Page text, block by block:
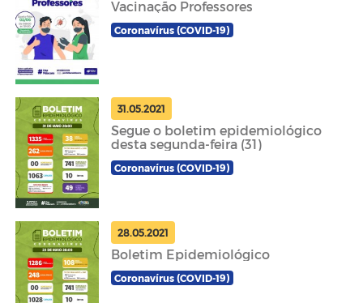
Vacinação Professores
Coronavírus (COVID-19)
31.05.2021
Segue o boletim epidemiológico
desta segunda-feira (31)
Coronavírus (COVID-19)
28.05.2021
Boletim Epidemiológico
Coronavírus (COVID-19)